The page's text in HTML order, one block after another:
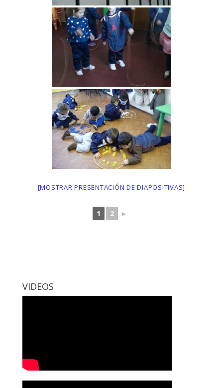
[MOSTRAR PRESENTACIÓN DE DIAPOSITIVAS]
1 2 ►
VIDEOS